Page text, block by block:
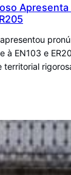
à EN103 e
territorial